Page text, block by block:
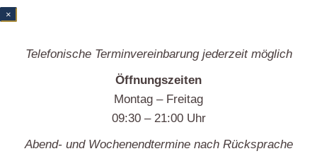
×
Telefonische Terminvereinbarung jederzeit möglich
Öffnungszeiten
Montag – Freitag
09:30 – 21:00 Uhr
Abend- und Wochenendtermine nach Rücksprache